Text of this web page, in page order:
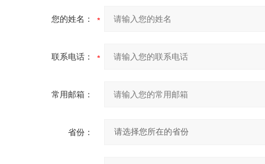
您的姓名：
联系电话：
常用邮箱：
省份：